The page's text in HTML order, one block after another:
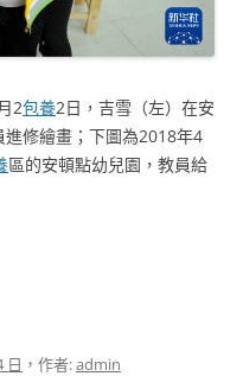
2包養2日，吉雪（左）在安
進修繪畫；下圖為2018年4
區的安頓點幼兒園，教員給
日 ，作者:admin